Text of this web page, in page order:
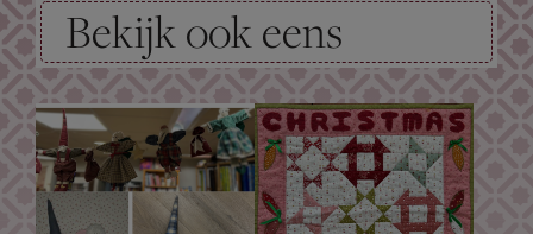
Bekijk ook eens